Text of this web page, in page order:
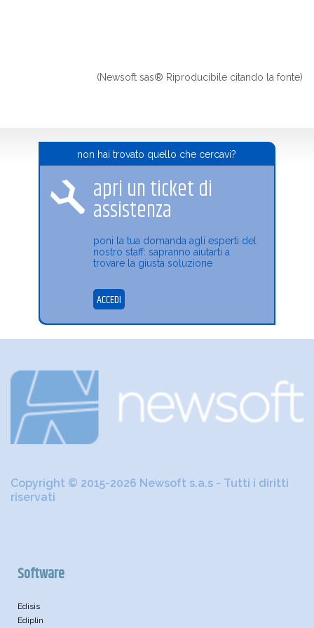
(Newsoft sas® Riproducibile citando la fonte)
non hai trovato quello che cercavi?
apri un ticket di
assistenza
poni la tua domanda agli esperti del
nostro staff: sapranno aiutarti a
trovare la giusta soluzione
ACCEDI
Copyright © 2015-2026 Newsoft s.a.s - Tutti i diritti
riservati
Software
Edisis
Ediplin